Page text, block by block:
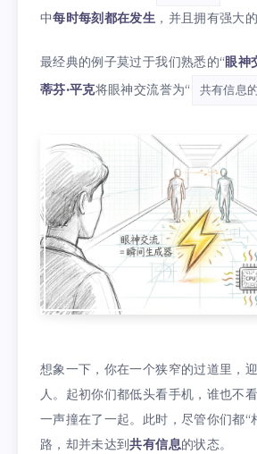
中每时每刻都在发生 ，并且拥有强大的
最经典的例子莫过于我们熟悉的“眼神
蒂芬·平克将眼神交流誉为“ 共有信息
想象一下，你在一个狭窄的过道里，
人。起初你们都低头看手机，谁也不
一声撞在了一起。此时，尽管你们都“
路，却并未达到共有信息的状态。